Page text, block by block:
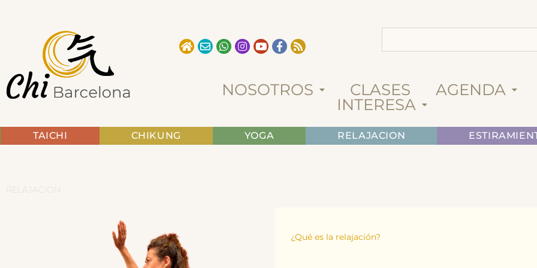
NOSOTROS CLASES
AGENDA
INTERESA
TAICHI CHIKUNG YOGA RELAJACION
RELAJACION
¿Qué es la relajación?